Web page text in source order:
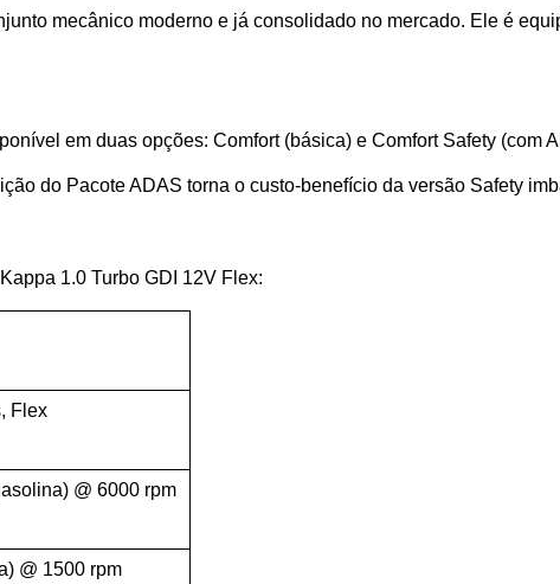
mecânico moderno e já consolidado no mercado. Ele é
em duas opções: Comfort (básica) e Comfort Safety (com
do Pacote ADAS torna o custo-benefício da versão Safety
1.0 Turbo GDI 12V Flex:
Flex
@ 6000 rpm
@ 1500 rpm